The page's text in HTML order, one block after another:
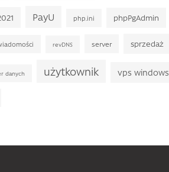
PayU php.ini phpPgAdmin
revDNS server sprzedaż
danych użytkownik vps windows